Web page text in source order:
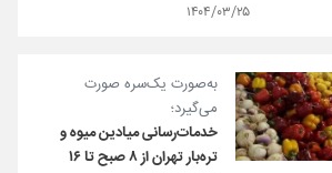
۱۴۰۴/۰۳/۲۵
به‌صورت یک‌سره صورت
می‌گیرد؛
خدمات‌رسانی میادین میوه و
تره‌بار تهران از ۸ صبح تا ۱۶